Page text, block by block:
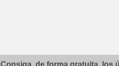
Consiga, de forma gratuita, los